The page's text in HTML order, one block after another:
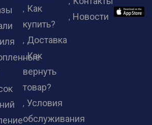
Как
купить?
Доставка
Как
вернуть
товар?
Условия
обслуживания
Новости